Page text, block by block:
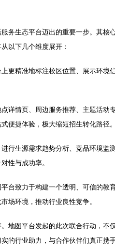
务生态平台迈出的重要一步。其
以下几个维度展开：
更精准地标注校区位置、展示环
详情页、周边服务推荐、主题活
便捷体验，极大缩短招生转化路径。
行生源需求趋势分析、竞品环境
性与成功率。
台致力于构建一个透明、可信的
场环境，推动行业良性竞争。
地图平台发起的此次联合行动，
的行业助力，与合作伙伴们真正